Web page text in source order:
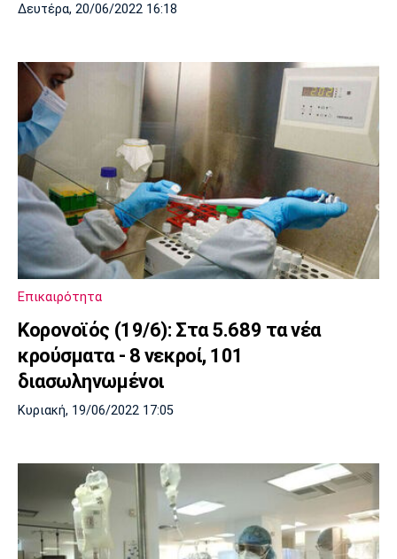
Δευτέρα, 20/06/2022 16:18
Επικαιρότητα
Κορονοϊός (19/6): Στα 5.689 τα νέα
κρούσματα - 8 νεκροί, 101
διασωληνωμένοι
Κυριακή, 19/06/2022 17:05